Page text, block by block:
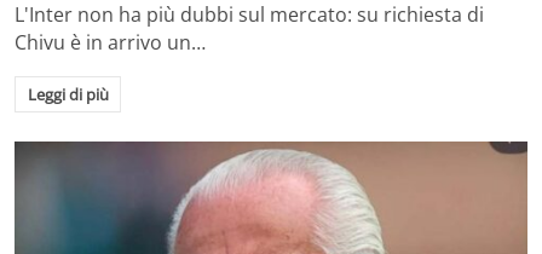
L'Inter non ha più dubbi sul mercato: su richiesta di
Chivu è in arrivo un…
Leggi di più